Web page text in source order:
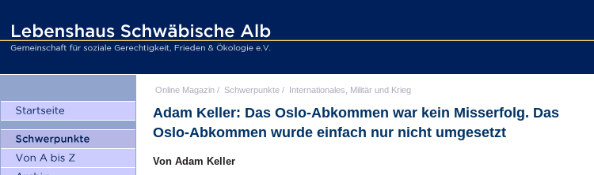
Online Magazin / Schwerpunkte / Internationales, Militär und Krieg
Adam Keller: Das Oslo-Abkommen war kein Misserfolg. Das
Oslo-Abkommen wurde einfach nur nicht umgesetzt
Von Adam Keller